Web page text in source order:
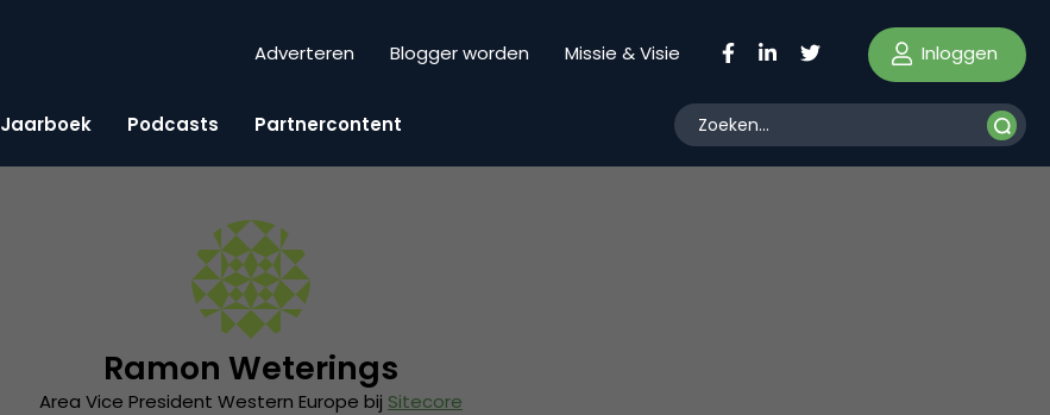
Adverteren Blogger worden Missie & Visie Inloggen
Jaarboek Podcasts Partnercontent
Ramon Weterings
Area Vice President Western Europe bij Sitecore